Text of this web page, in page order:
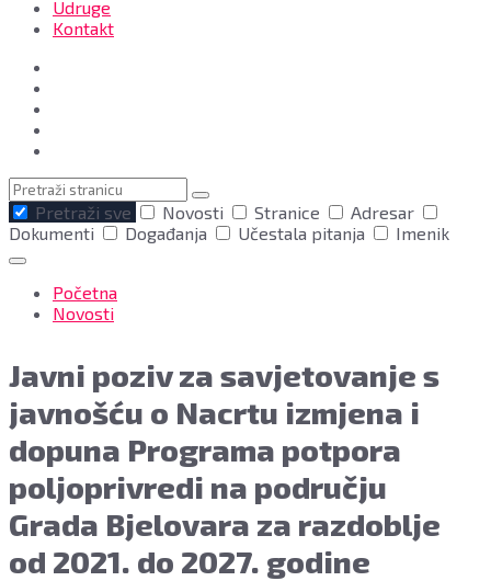
Udruge
Kontakt
Pretraga
Pretraži sve
Novosti Stranice
Adresar
Dokumenti
Događanja Učestala pitanja Imenik
Početna
Novosti
Javni poziv za savjetovanje s
javnošću o Nacrtu izmjena i
dopuna Programa potpora
poljoprivredi na području
Grada Bjelovara za razdoblje
od 2021. do 2027. godine